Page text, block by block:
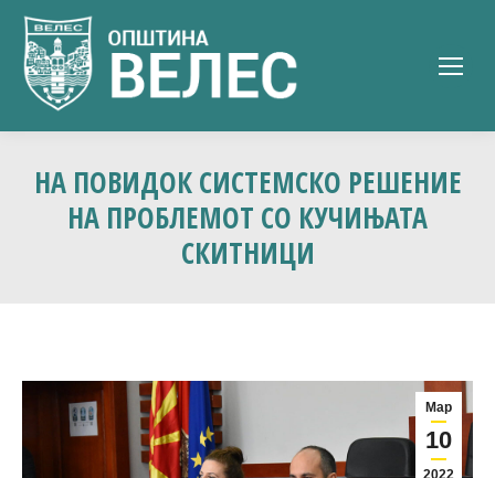
НА ПОВИДОК СИСТЕМСКО РЕШЕНИЕ
НА ПРОБЛЕМОТ СО КУЧИЊАТА
СКИТНИЦИ
Мар
10
2022